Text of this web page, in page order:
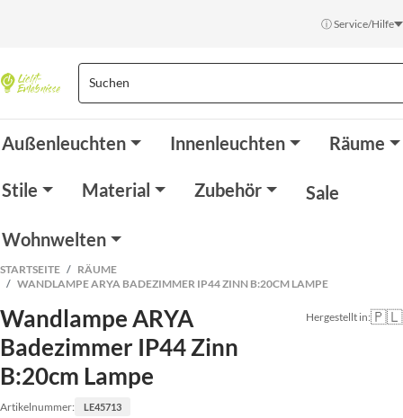
ⓘ Service/Hilfe
Außenleuchten Innenleuchten Räume
Stile Material Zubehör Sale
Wohnwelten
STARTSEITE
RÄUME
WANDLAMPE ARYA BADEZIMMER IP44 ZINN B:20CM LAMPE
Wandlampe ARYA
Badezimmer IP44 Zinn
B:20cm Lampe
Artikelnummer: LE45713
Hergestellt in:🇵🇱